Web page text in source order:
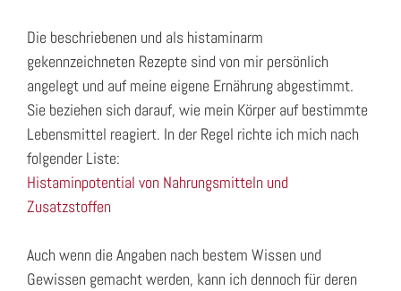
Die beschriebenen und als histaminarm
gekennzeichneten Rezepte sind von mir persönlich
angelegt und auf meine eigene Ernährung abgestimmt.
Sie beziehen sich darauf, wie mein Körper auf bestimmte
Lebensmittel reagiert. In der Regel richte ich mich nach
folgender Liste:
Histaminpotential von Nahrungsmitteln und
Zusatzstoffen
Auch wenn die Angaben nach bestem Wissen und
Gewissen gemacht werden, kann ich dennoch für deren